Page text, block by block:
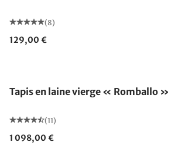
(8)
129,00 €
Tapis en laine vierge « Romballo »
(11)
1 098,00 €